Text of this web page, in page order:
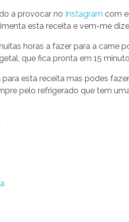
a provocar no Instagram com
esta receita e vem-me
horas a fazer para a carne
que fica pronta em 15
esta receita mas podes
pelo refrigerado que tem